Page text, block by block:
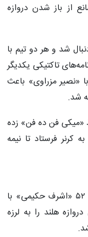
از باز شدن دروازه
شد و هر دو تیم با
تاکتیکی یکدیگر
هکه» با «نصیر مزراوی» باعث
شد.
«میکی فن ده فن» زده
کرنر فرستاد تا نیمه
مراکش نیمه دوم را هجومی‌تر آغاز کرد و در دقیقه ۵۲ «اشرف حکیمی» با
هلند را به لرزه